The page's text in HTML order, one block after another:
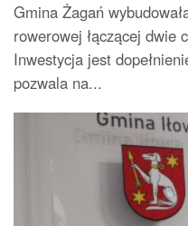
Gmina Żagań
rowerowej łączącej dwie
Inwestycja jest
pozwala na...